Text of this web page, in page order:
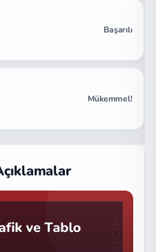
Başarılı
Mükemmel!